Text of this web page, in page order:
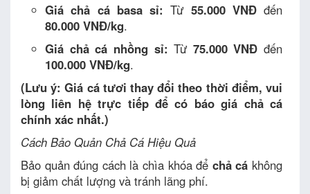
Giá chả cá basa sỉ: Từ 55.000 VNĐđến
80.000 VNĐ/kg.
Giá chả cá nhồng sỉ: Từ 75.000 VNĐ đến
100.000 VNĐ/kg.
(Lưu ý: Giá cá tươi thay đổi theo thời điểm, vui
lòng liên hệ trực tiếp để có báo giá chả cá
chính xác nhất.)
Cách Bảo Quản Chả Cá Hiệu Quả
Bảo quản đúng cách là chìa khóa để chả cá không
bị giảm chất lượng và tránh lãng phí.